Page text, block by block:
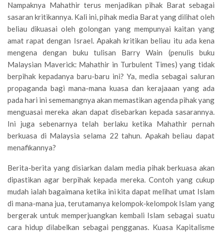
Nampaknya Mahathir terus menjadikan pihak Barat sebagai
sasaran kritikannya. Kali ini, pihak media Barat yang dilihat oleh
beliau dikuasai oleh golongan yang mempunyai kaitan yang
amat rapat dengan Israel. Apakah kritikan beliau itu ada kena
mengena dengan buku tulisan Barry Wain (penulis buku
Malaysian Maverick: Mahathir in Turbulent Times) yang tidak
berpihak kepadanya baru-baru ini? Ya, media sebagai saluran
propaganda bagi mana-mana kuasa dan kerajaaan yang ada
pada hari ini sememangnya akan memastikan agenda pihak yang
menguasai mereka akan dapat disebarkan kepada sasarannya.
Ini juga sebenarnya telah berlaku ketika Mahathir pernah
berkuasa di Malaysia selama 22 tahun. Apakah beliau dapat
menafikannya?
Berita-berita yang disiarkan dalam media pihak berkuasa akan
dipastikan agar berpihak kepada mereka. Contoh yang cukup
mudah ialah bagaimana ketika ini kita dapat melihat umat Islam
di mana-mana jua, terutamanya kelompok-kelompok Islam yang
bergerak untuk memperjuangkan kembali Islam sebagai suatu
cara hidup dilabelkan sebagai pengganas. Kuasa Kapitalisme